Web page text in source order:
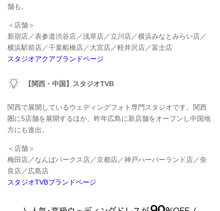
舗も。
＜店舗＞
新宿店／表参道渋谷店／浅草店／立川店／横浜みなとみらい店／
横浜駅前店／千葉船橋店／大宮店／軽井沢店／富士店
スタジオアクアブランドページ
【関西・中国】スタジオTVB
関西で展開しているウェディングフォト専門スタジオです。関西
圏に5店舗を展開するほか、昨年広島に新店舗をオープンし中国地
方にも進出。
＜店舗＞
梅田店／なんばパークス店／京都店／神戸ハーバーランド店／奈
良店／広島店
スタジオTVBブランドページ